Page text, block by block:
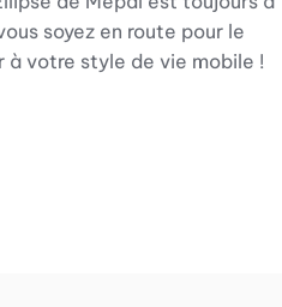
soyez en route pour le
votre style de vie mobile !